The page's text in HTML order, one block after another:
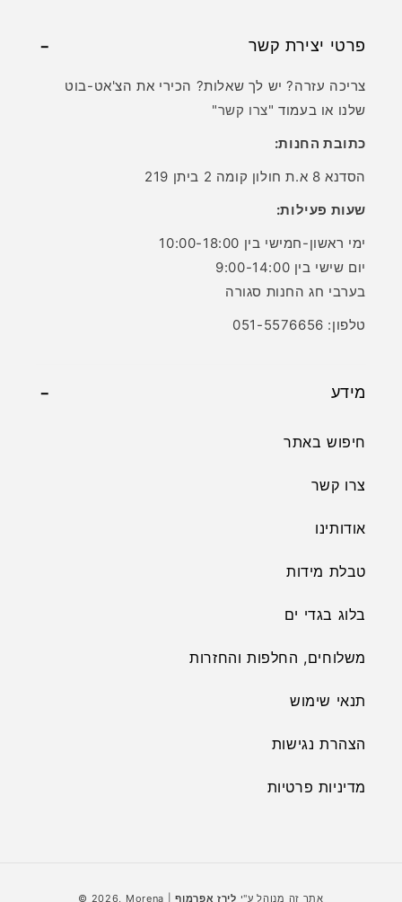
פרטי יצירת קשר
צריכה עזרה? יש לך שאלות? הכירי את הצ'אט-בוט
שלנו או בעמוד "צרו קשר"
כתובת החנות:
הסדנא 8 א.ת חולון קומה 2 ביתן 219
שעות פעילות:
ימי ראשון-חמישי בין 10:00-18:00
יום שישי בין 9:00-14:00
בערבי חג החנות סגורה
טלפון: 051-5576656
מידע
חיפוש באתר
צרו קשר
אודותינו
טבלת מידות
בלוג בגדי ים
משלוחים, החלפות והחזרות
תנאי שימוש
הצהרת נגישות
מדיניות פרטיות
אמצעי
© 2026, Morena | אתר זה מנוהל ע"י לירז אפרמוף